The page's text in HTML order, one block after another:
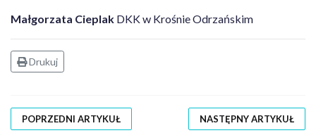
Małgorzata Cieplak DKK w Krośnie Odrzańskim
Drukuj
POPRZEDNI ARTYKUŁ NASTĘPNY ARTYKUŁ